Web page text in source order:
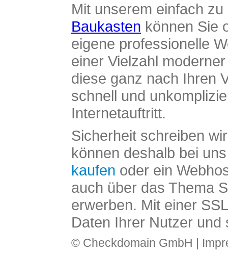
Mit unserem einfach
Baukasten können Sie
eigene professionelle
einer Vielzahl
diese ganz nach Ihren
schnell und
Internetauftritt.
Sicherheit schreiben
können deshalb bei
kaufen oder ein
auch über das Thema
erwerben. Mit einer
Daten Ihrer Nutzer und
© Checkdomain GmbH |